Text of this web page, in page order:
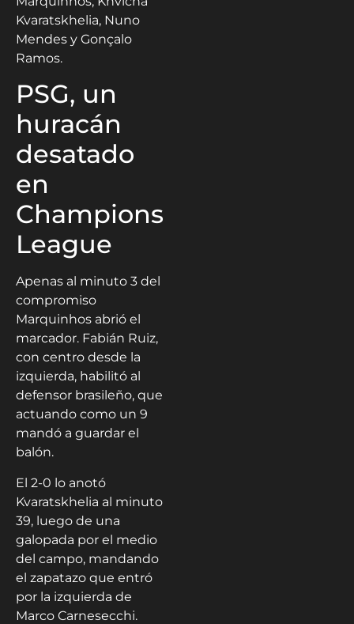
Kvaratskhelia, Nuno
Mendes y Gonçalo
Ramos.
PSG, un
huracán
desatado
en
Champions
League
Apenas al minuto 3 del
compromiso
Marquinhos abrió el
marcador. Fabián Ruiz,
con centro desde la
izquierda, habilitó al
defensor brasileño, que
actuando como un 9
mandó a guardar el
balón.
El 2-0 lo anotó
Kvaratskhelia al minuto
39, luego de una
galopada por el medio
del campo, mandando
el zapatazo que entró
por la izquierda de
Marco Carnesecchi.